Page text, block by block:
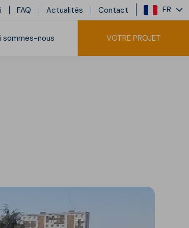
FAQ Actualités Contact FR
sommes-nous VOTRE PROJET